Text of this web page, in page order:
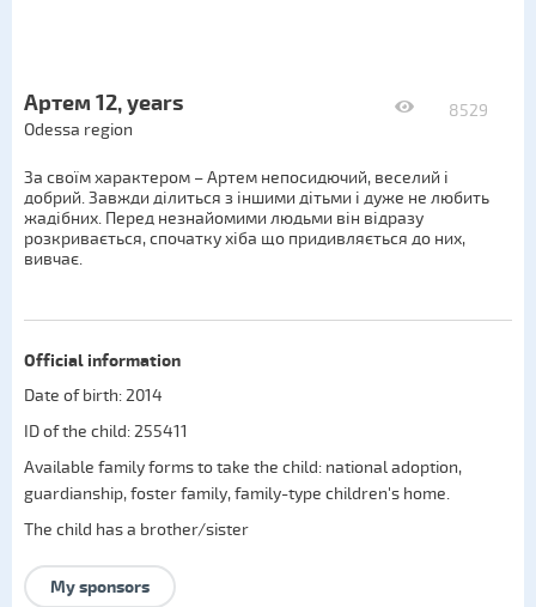
8529
Артем 12, years
Odessa region
За своїм характером – Артем непосидючий, веселий і
добрий. Завжди ділиться з іншими дітьми і дуже не любить
жадібних. Перед незнайомими людьми він відразу
розкривається, спочатку хіба що придивляється до них,
вивчає.
Official information
Date of birth: 2014
ID of the child: 255411
Available family forms to take the child: national adoption,
guardianship,foster family,family-type children's home.
The child has a brother/sister
My sponsors